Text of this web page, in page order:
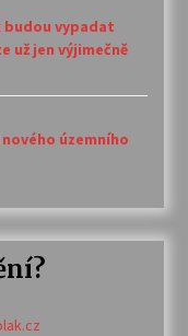
budou vypadat
už jen výjimečně
územního